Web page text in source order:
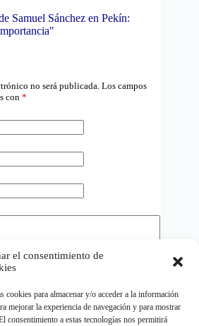
el consentimiento de
cookies para almacenar y/o acceder a la información
mejorar la experiencia de navegación y para mostrar
consentimiento a estas tecnologías nos permitirá
Samuel Sánchez en Pekín:
no será publicada. Los campos
con *